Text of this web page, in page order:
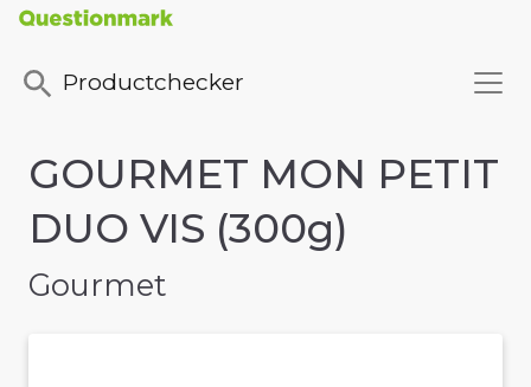
Productchecker
GOURMET MON PETIT
DUO VIS (300g)
Gourmet